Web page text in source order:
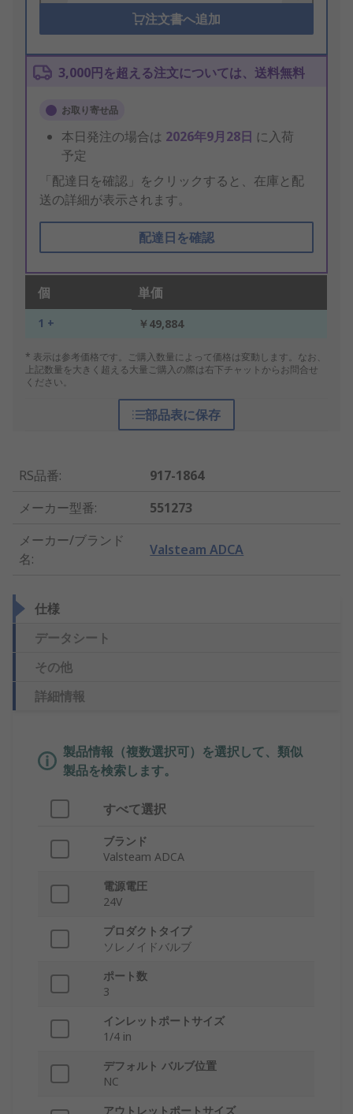
注文書へ追加
3,000円を超える注文については、送料無料
お取り寄せ品
本日発注の場合は 2026年9月28日 に入荷
予定
「配達日を確認」をクリックすると、在庫と配
送の詳細が表示されます。
配達日を確認
個 単価
1 + ￥49,884
* 表示は参考価格です。ご購入数量によって価格は変動します。なお、
上記数量を大きく超える大量ご購入の際は右下チャットからお問合せ
ください。
部品表に保存
RS品番:
917-1864
メーカー型番:
551273
メーカー/ブランド
名:
Valsteam ADCA
仕様
データシート
その他
詳細情報
製品情報（複数選択可）を選択して、類似
製品を検索します。
すべて選択
ブランド
Valsteam ADCA
電源電圧
24V
プロダクトタイプ
ソレノイドバルブ
ポート数
3
インレットポートサイズ
1/4 in
デフォルト バルブ位置
NC
アウトレットポートサイズ